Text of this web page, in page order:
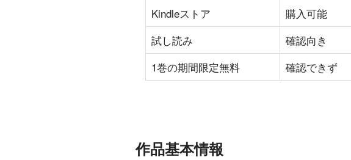
Kindleストア
購入可能
試し読み
確認向き
1巻の期間限定無料
確認できず
作品基本情報